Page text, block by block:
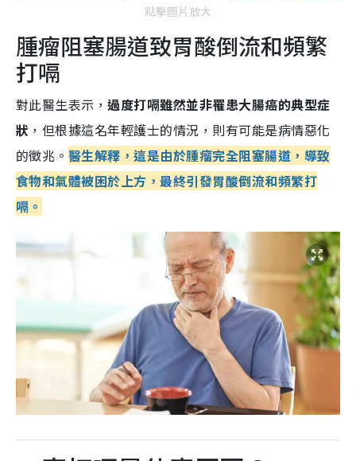
點擊圖片放大
腫瘤阻塞腸道致胃酸倒流和頻繁
打嗝
對此醫生表示，過度打嗝雖然並非罹患大腸癌的典型症
狀 ，但根據這名年輕護士的情況，則有可能是病情惡化
的徵兆。 醫生解釋，這是由於腫瘤完全阻塞腸道，導致
食物和氣體被困於上方，最終引發胃酸倒流和頻繁打
嗝。